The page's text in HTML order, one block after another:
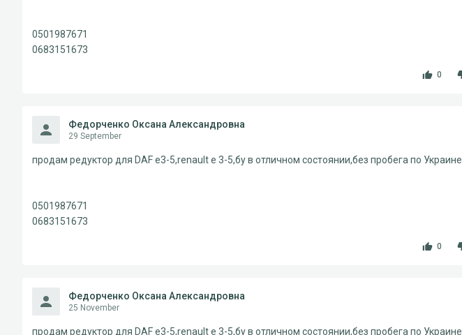
0501987671
0683151673
0
Федорченко Оксана Александровна
29 September
продам редуктор для DAF e3-5,renault e 3-5,бу в отличном состоянии,без пробега по Украине
0501987671
0683151673
0
Федорченко Оксана Александровна
25 November
продам редуктор для DAF e3-5,renault e 3-5,бу в отличном состоянии,без пробега по Украине